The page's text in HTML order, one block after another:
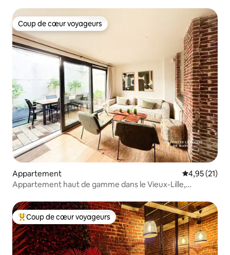
Coup de cœur voyageurs
Coup de cœur voyageurs
Appartement Évaluation
4,95 (21)
Appartement haut de gamme dans le Vieux-Lille,
Coups de cœur voyageurs les plus appréciés
Coup de cœur voyageurs